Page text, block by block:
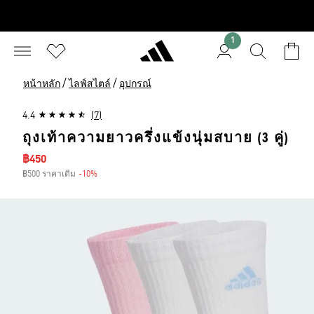
1
หน้าหลัก / ไลฟ์สไตล์ / อุปกรณ์
4.4 (7)
ถุงเท้าความยาวครึ่งแข้งนุ่มสบาย (3 คู่)
ราคาลด
฿450
฿500 ราคาเดิม -10%